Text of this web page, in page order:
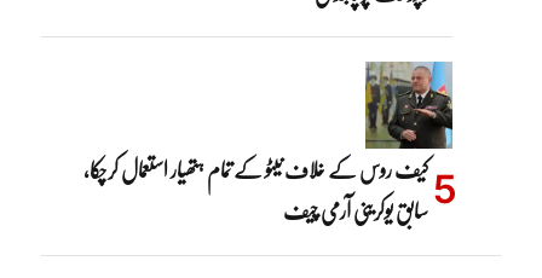
کیف روس کے خلاف نیٹو کے تمام ہتھیار استعمال کرچکا،
سابق یوکرینی آرمی چیف